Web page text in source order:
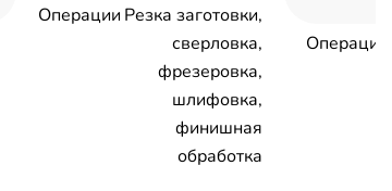
Операции Резка заготовки,
сверловка,
фрезеровка,
шлифовка,
финишная
обработка
Операции